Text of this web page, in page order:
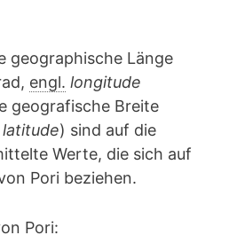
geographische Länge
engl. longitude
geografische Breite
latitude) sind auf die
Werte, die sich auf
Pori beziehen.
Pori: